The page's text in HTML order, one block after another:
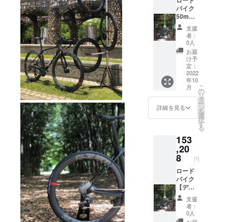
す。 ※
ホイー
ル完成
組で
す。車
体、タ
イヤ、
チュー
ブなど
付属品
以外は
含まれ
ませ
ん。
み方で
す。 ※
イメー
ジ写真
は、リ
ム高の
選択で
ご参考
にして
くださ
い。 ※
対象製
品のリ
ムは写
真と異
合がご
ざいま
す。 ※
ホイー
ル完成
組で
す。車
体、タ
イヤ、
チュー
ブなど
げ）
F:20H/
R24H
SAPIM
:CX-
RAY
black
（開放
組） 真
鍮ニッ
プル：
黒 付属
品：
GOKIS
O®カー
イック
リリー
ス・チ
タン
シャフ
ト、
カーボ
ン
シュー
※開放組
みは、
バイク
50mm
ハイト
【ディ
スクブ
レー
キ】仕
様カー
ボンホ
イール
25%off
+送料
通常販
売価格
201344
※2022.6
月時点
カーボ
ンリム
700c（
UDマッ
トクリ
ア仕上
げ）
F:24H/
R24H
支援
者：
0人
お届
け予
定：
2022
年10
月
詳細を見る
こ
の
リ
タ
ー
ン
を
選
択
す
る
153
,20
8 円
ロード
バイク
【ディ
スクブ
レー
キ】仕
様カー
支援
者：
0人